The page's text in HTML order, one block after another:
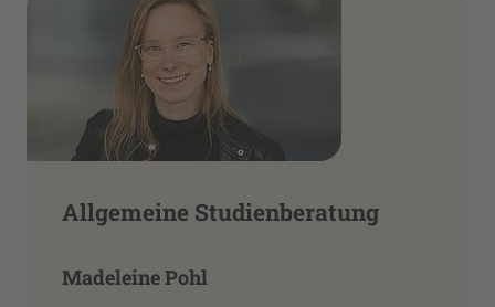
Allgemeine Studienberatung
Madeleine Pohl